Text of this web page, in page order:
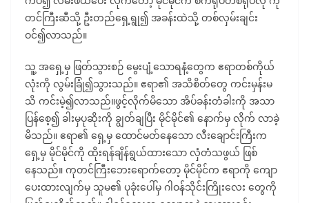
တင်ကြီးဆီသို့ ဦးတည်ရှေ့ရွု၍ အခန်းထဲသို့ တစ်လှမ်းချင်း
ဝင်၍လာသည်။
သူ့ အရှေ့မှ ဖြတ်သွားစဉ် မွေးပျံ့သောရနံ့တွေက ဧရာတစ်ကိုယ်
လုံးကို လွမ်းခြုံ၍သွားသည်။ ဧရာ၏ အသိစိတ်တွေ ကင်းမှန်းမ
သိ ကင်းမဲ့၍လာသည်။ဖွင့်လိုက်မိသော အိပ်ခန်းတံခါးကို အသာ
ပြန်စေ့၍ ခါးမှပုဆိုးကို ချွတ်ချပြီး မိုင်မိုင်၏ နောက်မှ လိုက် လာခဲ့
မိသည်။ ဧရာ၏ ရှေ့မှ ထောင်မတ်နေသော လီးချောင်းကြီးက
ရှေ့မှ မိုင်မိုင်ကို ထိုးရန်ချိန်ရွယ်ထားသော လှံတံသဖွယ် ဖြစ်
နေသည်။ ကုတင်ကြီးဘေးရောက်တော့ မိုင်မိုင်က ဧရာကို ကျော
ပေးထားလျက်မှ သူမ၏ ပုခုံးပေါ်မှ ဂါဝန်သိုင်းကြိုးလေး တွေကို